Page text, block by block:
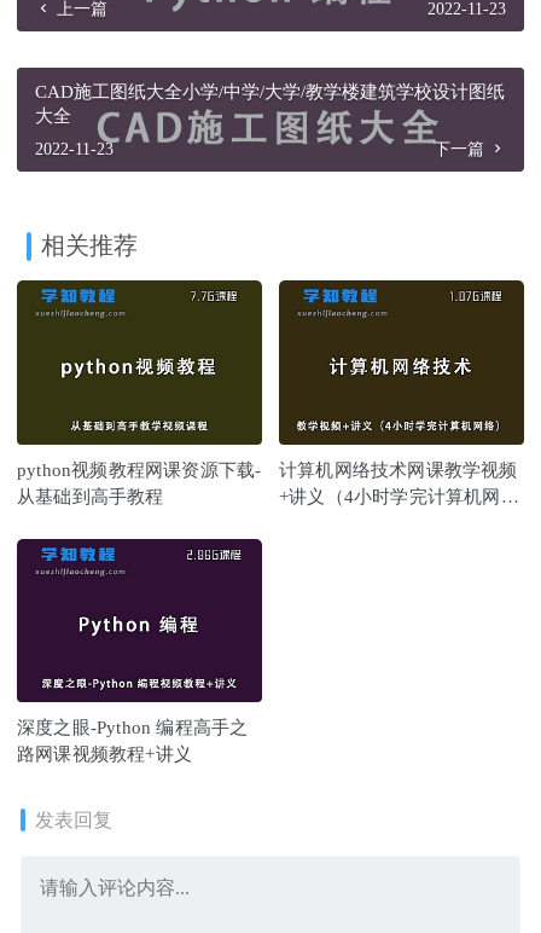
上一篇 2022-11-23
CAD施工图纸大全小学/中学/大学/教学楼建筑学校设计图纸
大全
2022-11-23 下一篇
相关推荐
python视频教程网课资源下载-
从基础到高手教程
计算机网络技术网课教学视频
+讲义（4小时学完计算机网
深度之眼-Python 编程高手之
路网课视频教程+讲义
发表回复